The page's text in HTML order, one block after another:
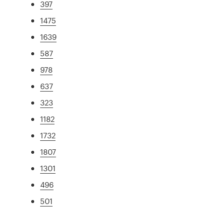
397
1475
1639
587
978
637
323
1182
1732
1807
1301
496
501